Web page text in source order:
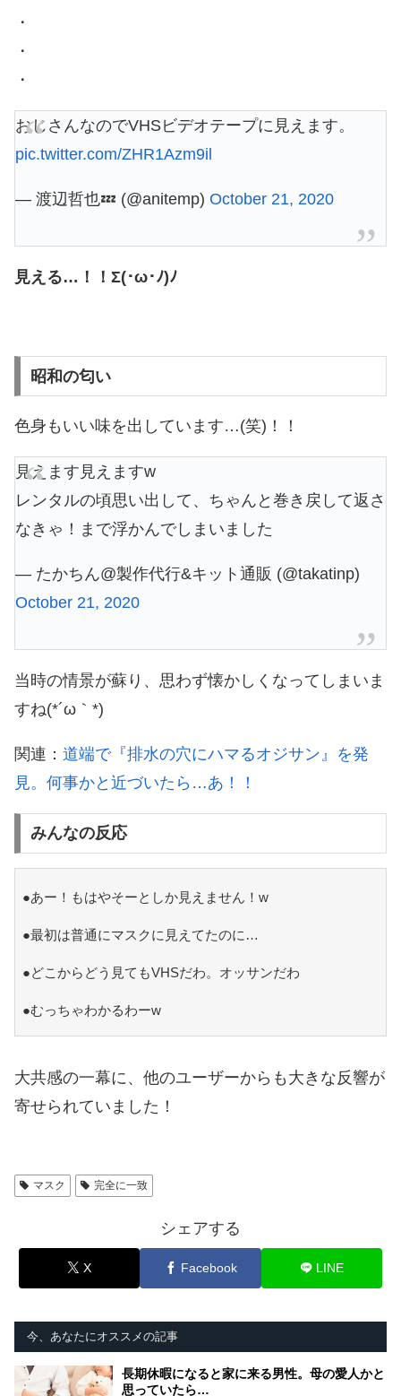
・
・
・
おじさんなのでVHSビデオテープに見えます。
pic.twitter.com/ZHR1Azm9il
— 渡辺哲也💤 (@anitemp) October 21, 2020
見える…！！Σ(･ω･ﾉ)ﾉ
昭和の匂い
色身もいい味を出しています…(笑)！！
見えます見えますw
レンタルの頃思い出して、ちゃんと巻き戻して返さ
なきゃ！まで浮かんでしまいました
— たかちん@製作代行&キット通販 (@takatinp)
October 21, 2020
当時の情景が蘇り、思わず懐かしくなってしまいま
すね(*´ω｀*)
関連： 道端で『排水の穴にハマるオジサン』を発
見。何事かと近づいたら…あ！！
みんなの反応
●あー！もはやそーとしか見えません！w
●最初は普通にマスクに見えてたのに…
●どこからどう見てもVHSだわ。オッサンだわ
●むっちゃわかるわーw
大共感の一幕に、他のユーザーからも大きな反響が
寄せられていました！
マスク 完全に一致
シェアする
X Facebook LINE
今、あなたにオススメの記事
長期休暇になると家に来る男性。母の愛人かと
思っていたら…